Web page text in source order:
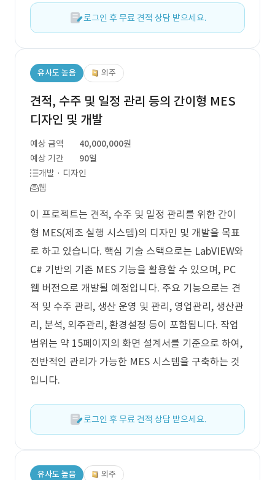
로그인 후 무료 견적 상담 받으세요.
유사도 높음 외주
견적, 수주 및 일정 관리 등의 간이형 MES
디자인 및 개발
예상 금액
40,000,000원
예상 기간
90일
개발 · 디자인
웹
이 프로젝트는 견적, 수주 및 일정 관리를 위한 간이
형 MES(제조 실행 시스템)의 디자인 및 개발을 목표
로 하고 있습니다. 핵심 기술 스택으로는 LabVIEW와
C# 기반의 기존 MES 기능을 활용할 수 있으며, PC
웹 버전으로 개발될 예정입니다. 주요 기능으로는 견
적 및 수주 관리, 생산 운영 및 관리, 영업관리, 생산관
리, 분석, 외주관리, 환경설정 등이 포함됩니다. 작업
범위는 약 15페이지의 화면 설계서를 기준으로 하여,
전반적인 관리가 가능한 MES 시스템을 구축하는 것
입니다.
로그인 후 무료 견적 상담 받으세요.
유사도 높음 외주